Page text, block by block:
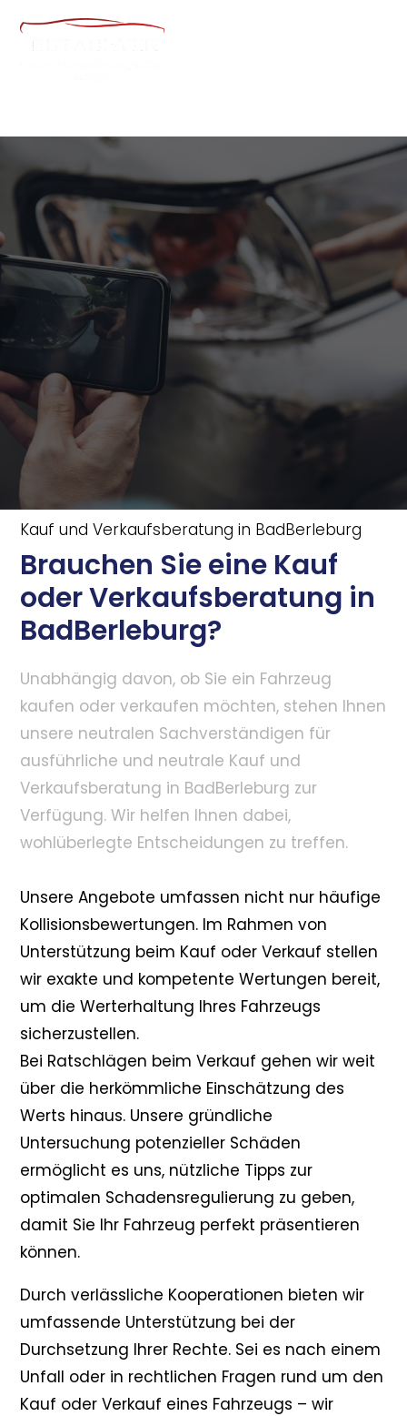
Kauf und Verkaufsberatung in BadBerleburg
Brauchen Sie eine Kauf
oder Verkaufsberatung in
BadBerleburg?
Unabhängig davon, ob Sie ein Fahrzeug
kaufen oder verkaufen möchten, stehen Ihnen
unsere neutralen Sachverständigen für
ausführliche und neutrale Kauf und
Verkaufsberatung in BadBerleburg zur
Verfügung. Wir helfen Ihnen dabei,
wohlüberlegte Entscheidungen zu treffen.
Unsere Angebote umfassen nicht nur häufige
Kollisionsbewertungen. Im Rahmen von
Unterstützung beim Kauf oder Verkauf stellen
wir exakte und kompetente Wertungen bereit,
um die Werterhaltung Ihres Fahrzeugs
sicherzustellen.
Bei Ratschlägen beim Verkauf gehen wir weit
über die herkömmliche Einschätzung des
Werts hinaus. Unsere gründliche
Untersuchung potenzieller Schäden
ermöglicht es uns, nützliche Tipps zur
optimalen Schadensregulierung zu geben,
damit Sie Ihr Fahrzeug perfekt präsentieren
können.
Durch verlässliche Kooperationen bieten wir
umfassende Unterstützung bei der
Durchsetzung Ihrer Rechte. Sei es nach einem
Unfall oder in rechtlichen Fragen rund um den
Kauf oder Verkauf eines Fahrzeugs – wir